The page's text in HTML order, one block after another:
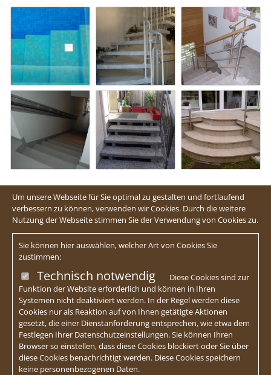
Um unsere Webseite für Sie optimal zu gestalten und fortlaufend
verbessern zu können, verwenden wir Cookies. Durch die weitere
Nutzung der Webseite stimmen Sie der Verwendung von Cookies zu.
Sie können hier auswählen, welcher Art von Cookies Sie
zustimmen:
Technisch notwendig
Diese Cookies sind zur
Funktion der Website erforderlich und können in Ihren
Systemen nicht deaktiviert werden. In der Regel werden diese
Cookies nur als Reaktion auf von Ihnen getätigte Aktionen
gesetzt, die einer Dienstanforderung entsprechen, wie etwa dem
Festlegen Ihrer Datenschutzeinstellungen. Sie können Ihren
Browser so einstellen, dass diese Cookies blockiert oder Sie über
diese Cookies benachrichtigt werden. Diese Cookies speichern
keine personenbezogenen Daten.